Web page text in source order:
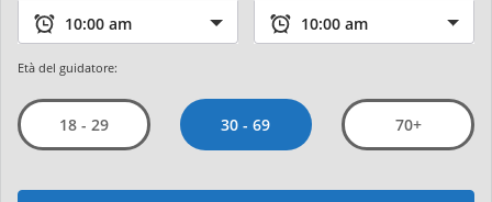
Età del guidatore:
18 - 29 30 - 69 70+